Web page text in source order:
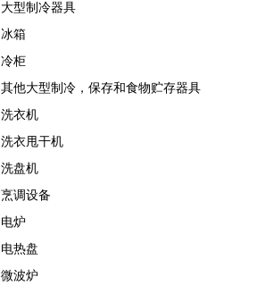
大型制冷器具
冰箱
冷柜
其他大型制冷，保存和食物贮存器具
洗衣机
洗衣甩干机
洗盘机
烹调设备
电炉
电热盘
微波炉